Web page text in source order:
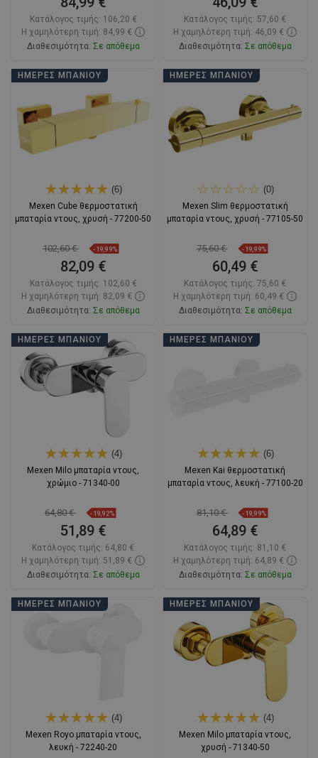
Κατάλογος τιμής: 106,20 €
Η χαμηλότερη τιμή: 84,99 €
Διαθεσιμότητα: Σε απόθεμα
Στο καλάθι
favorite_border Αγαπημένα
Κατάλογος τιμής: 57,60 €
Η χαμηλότερη τιμή: 46,09 €
Διαθεσιμότητα: Σε απόθεμα
Στο καλάθι
favorite_border Αγαπημένα
ΗΜΈΡΕΣ ΜΠΆΝΙΟΥ
(6)
Mexen Cube θερμοστατική
μπαταρία ντους, χρυσή - 77200-50
102,60 € -19,99%
82,09 €
Κατάλογος τιμής: 102,60 €
Η χαμηλότερη τιμή: 82,09 €
Διαθεσιμότητα: Σε απόθεμα
Στο καλάθι
favorite_border Αγαπημένα
Σύγκριση
ΗΜΈΡΕΣ ΜΠΆΝΙΟΥ
(0)
Mexen Slim θερμοστατική
μπαταρία ντους, χρυσή - 77105-50
75,60 € -19,99%
60,49 €
Κατάλογος τιμής: 75,60 €
Η χαμηλότερη τιμή: 60,49 €
Διαθεσιμότητα: Σε απόθεμα
Στο καλάθι
ΗΜΈΡΕΣ ΜΠΆΝΙΟΥ
(4)
Mexen Milo μπαταρία ντους,
χρώμιο - 71340-00
64,80 € -19,92%
51,89 €
Κατάλογος τιμής: 64,80 €
Η χαμηλότερη τιμή: 51,89 €
Διαθεσιμότητα: Σε απόθεμα
Στο καλάθι
ΗΜΈΡΕΣ ΜΠΆΝΙΟΥ
(6)
Mexen Kai θερμοστατική
μπαταρία ντους, λευκή - 77100-20
81,10 € -19,99%
64,89 €
Κατάλογος τιμής: 81,10 €
Η χαμηλότερη τιμή: 64,89 €
Διαθεσιμότητα: Σε απόθεμα
Στο καλάθι
favorite_border Αγαπημένα
Σύγκριση
ΗΜΈΡΕΣ ΜΠΆΝΙΟΥ
(4)
Mexen Royo μπαταρία ντους,
λευκή - 72240-20
ΗΜΈΡΕΣ ΜΠΆΝΙΟΥ
(4)
Mexen Milo μπαταρία ντους,
χρυσή - 71340-50